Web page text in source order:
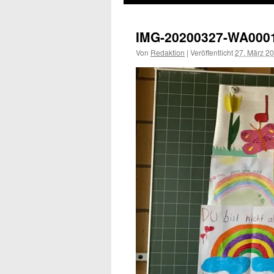
IMG-20200327-
Von Redaktion | Veröffentlicht27. März